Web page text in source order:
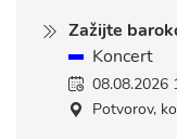
Zažijte
Koncert
08.08.2026
Potvorov,